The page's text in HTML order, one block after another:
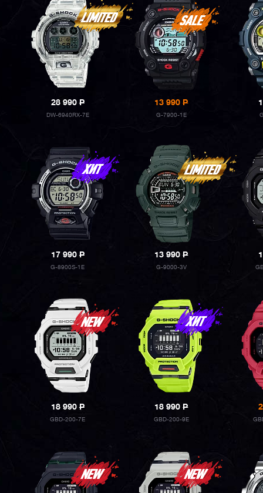
28 990P
DW-6940RX-7E
13 990P
G-7900-1E
17 990P
G-8900S-1E
13 990P
G-9000-3V
18 990P
GBD-200-7E
18 990P
GBD-200-9E